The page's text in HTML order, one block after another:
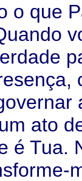
o que
ato
é Tua.